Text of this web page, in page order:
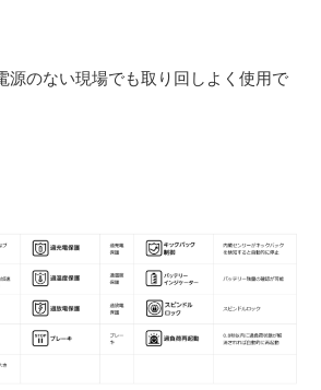
源のない現場でも取り回しよく使用で